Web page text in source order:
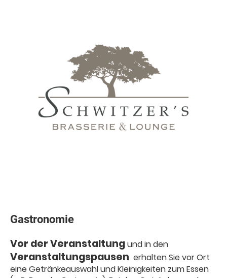
Gastronomie
Vor der Veranstaltungund in den
Veranstaltungspausen erhalten Sie vor Ort
eine Getränkeauswahl und Kleinigkeiten zum Essen